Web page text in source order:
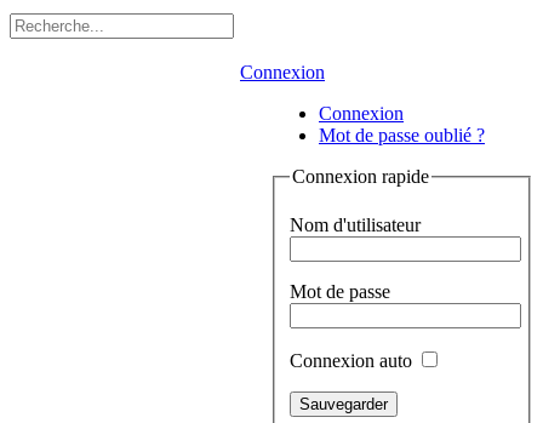
Connexion
Connexion
Mot de passe oublié ?
Connexion rapide
Nom d'utilisateur
Mot de passe
Connexion auto